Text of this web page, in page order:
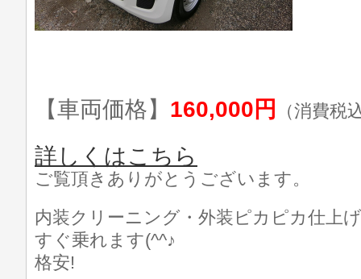
【車両価格】 160,000円 （消費税
詳しくはこちら
ご覧頂きありがとうございます。
内装クリーニング・外装ピカピカ仕上
すぐ乗れます(^^♪
格安!